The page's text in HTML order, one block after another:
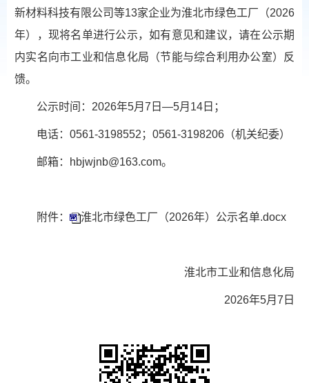
新材料科技有限公司等13家企业为淮北市绿色工厂（2026
年），现将名单进行公示，如有意见和建议，请在公示期
内实名向市工业和信息化局（节能与综合利用办公室）反
馈。
公示时间：2026年5月7日—5月14日；
电话：0561-3198552；0561-3198206（机关纪委）
邮箱：hbjwjnb@163.com。
附件： 淮北市绿色工厂（2026年）公示名单.docx
淮北市工业和信息化局
2026年5月7日